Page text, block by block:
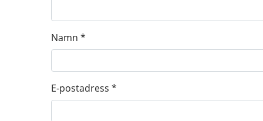
Namn *
E-postadress *